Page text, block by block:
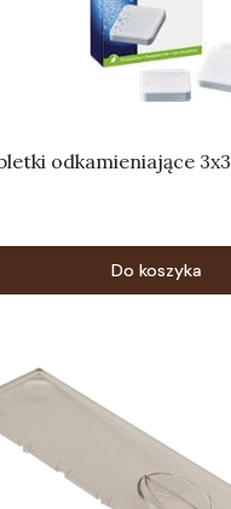
odkamieniające 3x3
Do koszyka